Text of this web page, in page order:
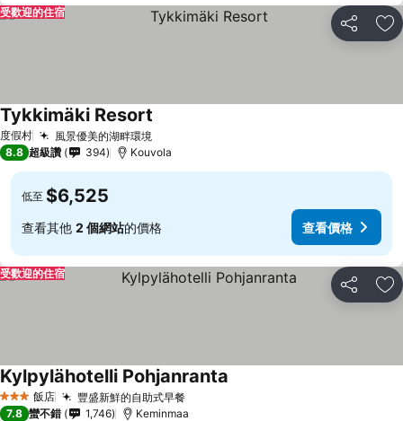
分享 加
受歡迎的住宿
度假村 風景優美的湖畔環境
Tykkimäki Resort
8.8 超級讚 394 Kouvola
低至 $6,525
查看其他 2 個網站的價格 查看價格
分享 加
受歡迎的住宿
3 星級 飯店 豐盛新鮮的自助式早餐
Kylpylähotelli Pohjanranta
7.8 蠻不錯 1,746 Keminmaa